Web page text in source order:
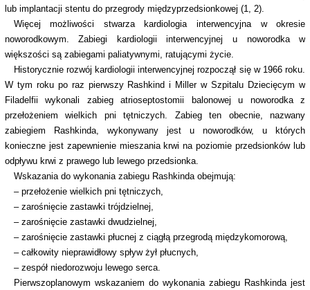
lub implantacji stentu do przegrody międzyprzedsionkowej (1, 2).
Więcej możliwości stwarza kardiologia interwencyjna w okresie
noworodkowym. Zabiegi kardiologii interwencyjnej u noworodka w
większości są zabiegami paliatywnymi, ratującymi życie.
Historycznie rozwój kardiologii interwencyjnej rozpoczął się w 1966 roku.
W tym roku po raz pierwszy Rashkind i Miller w Szpitalu Dziecięcym w
Filadelfii wykonali zabieg atrioseptostomii balonowej u noworodka z
przełożeniem wielkich pni tętniczych. Zabieg ten obecnie, nazwany
zabiegiem Rashkinda, wykonywany jest u noworodków, u których
konieczne jest zapewnienie mieszania krwi na poziomie przedsionków lub
odpływu krwi z prawego lub lewego przedsionka.
Wskazania do wykonania zabiegu Rashkinda obejmują:
– przełożenie wielkich pni tętniczych,
– zarośnięcie zastawki trójdzielnej,
– zarośnięcie zastawki dwudzielnej,
– zarośnięcie zastawki płucnej z ciągłą przegrodą międzykomorową,
– całkowity nieprawidłowy spływ żył płucnych,
– zespół niedorozwoju lewego serca.
Pierwszoplanowym wskazaniem do wykonania zabiegu Rashkinda jest